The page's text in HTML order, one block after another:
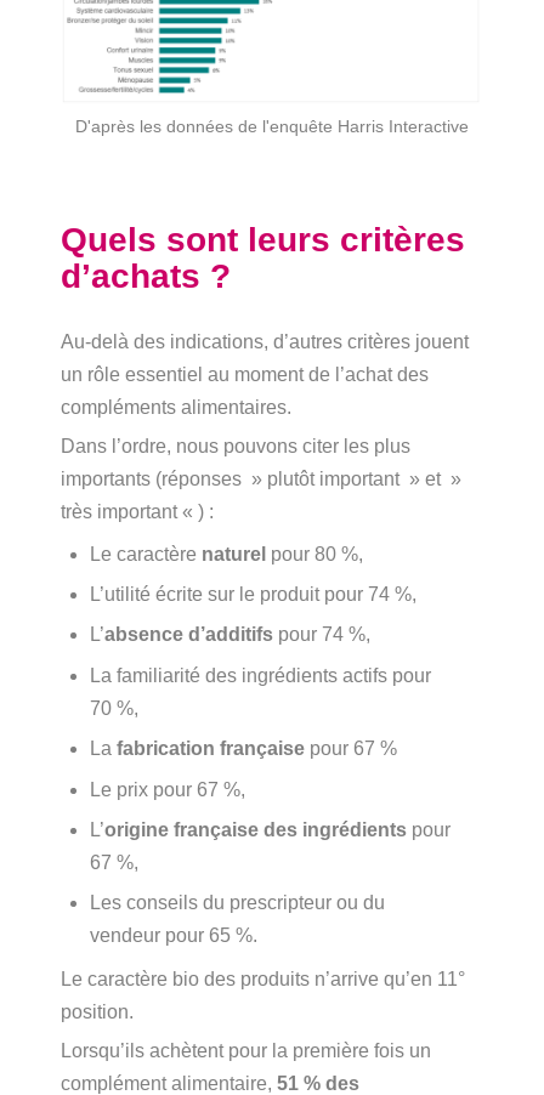
D'après les données de l'enquête Harris Interactive
Quels sont leurs critères
d’achats ?
Au-delà des indications, d’autres critères jouent
un rôle essentiel au moment de l’achat des
compléments alimentaires.
Dans l’ordre, nous pouvons citer les plus
importants (réponses » plutôt important » et »
très important « ) :
Le caractère naturel pour 80 %,
L’utilité écrite sur le produit pour 74 %,
L’absence d’additifs pour 74 %,
La familiarité des ingrédients actifs pour
70 %,
La fabrication française pour 67 %
Le prix pour 67 %,
L’origine française des ingrédients pour
67 %,
Les conseils du prescripteur ou du
vendeur pour 65 %.
Le caractère bio des produits n’arrive qu’en 11°
position.
Lorsqu’ils achètent pour la première fois un
complément alimentaire, 51 % des